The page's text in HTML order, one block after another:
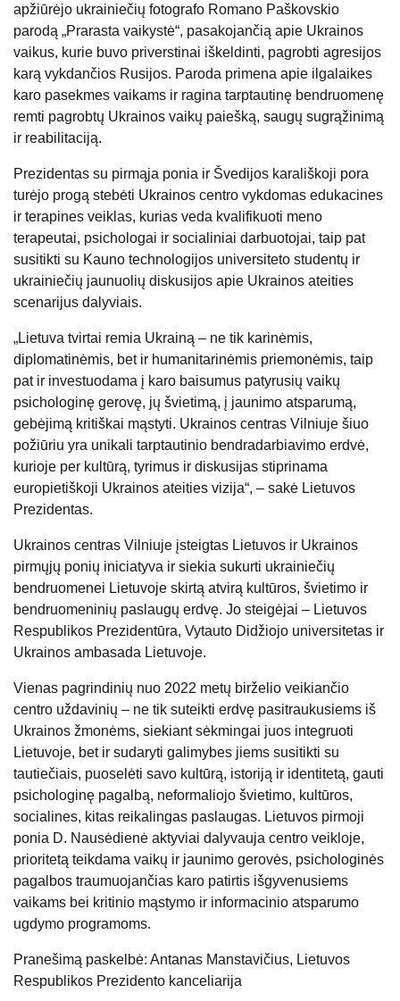
apžiūrėjo ukrainiečių fotografo Romano Paškovskio
parodą „Prarasta vaikystė“, pasakojančią apie Ukrainos
vaikus, kurie buvo priverstinai iškeldinti, pagrobti agresijos
karą vykdančios Rusijos. Paroda primena apie ilgalaikes
karo pasekmes vaikams ir ragina tarptautinę bendruomenę
remti pagrobtų Ukrainos vaikų paiešką, saugų sugrąžinimą
ir reabilitaciją.
Prezidentas su pirmąja ponia ir Švedijos karališkoji pora
turėjo progą stebėti Ukrainos centro vykdomas edukacines
ir terapines veiklas, kurias veda kvalifikuoti meno
terapeutai, psichologai ir socialiniai darbuotojai, taip pat
susitikti su Kauno technologijos universiteto studentų ir
ukrainiečių jaunuolių diskusijos apie Ukrainos ateities
scenarijus dalyviais.
„Lietuva tvirtai remia Ukrainą – ne tik karinėmis,
diplomatinėmis, bet ir humanitarinėmis priemonėmis, taip
pat ir investuodama į karo baisumus patyrusių vaikų
psichologinę gerovę, jų švietimą, į jaunimo atsparumą,
gebėjimą kritiškai mąstyti. Ukrainos centras Vilniuje šiuo
požiūriu yra unikali tarptautinio bendradarbiavimo erdvė,
kurioje per kultūrą, tyrimus ir diskusijas stiprinama
europietiškoji Ukrainos ateities vizija“, – sakė Lietuvos
Prezidentas.
Ukrainos centras Vilniuje įsteigtas Lietuvos ir Ukrainos
pirmųjų ponių iniciatyva ir siekia sukurti ukrainiečių
bendruomenei Lietuvoje skirtą atvirą kultūros, švietimo ir
bendruomeninių paslaugų erdvę. Jo steigėjai – Lietuvos
Respublikos Prezidentūra, Vytauto Didžiojo universitetas ir
Ukrainos ambasada Lietuvoje.
Vienas pagrindinių nuo 2022 metų birželio veikiančio
centro uždavinių – ne tik suteikti erdvę pasitraukusiems iš
Ukrainos žmonėms, siekiant sėkmingai juos integruoti
Lietuvoje, bet ir sudaryti galimybes jiems susitikti su
tautiečiais, puoselėti savo kultūrą, istoriją ir identitetą, gauti
psichologinę pagalbą, neformaliojo švietimo, kultūros,
socialines, kitas reikalingas paslaugas. Lietuvos pirmoji
ponia D. Nausėdienė aktyviai dalyvauja centro veikloje,
prioritetą teikdama vaikų ir jaunimo gerovės, psichologinės
pagalbos traumuojančias karo patirtis išgyvenusiems
vaikams bei kritinio mąstymo ir informacinio atsparumo
ugdymo programoms.
Pranešimą paskelbė: Antanas Manstavičius, Lietuvos
Respublikos Prezidento kanceliarija